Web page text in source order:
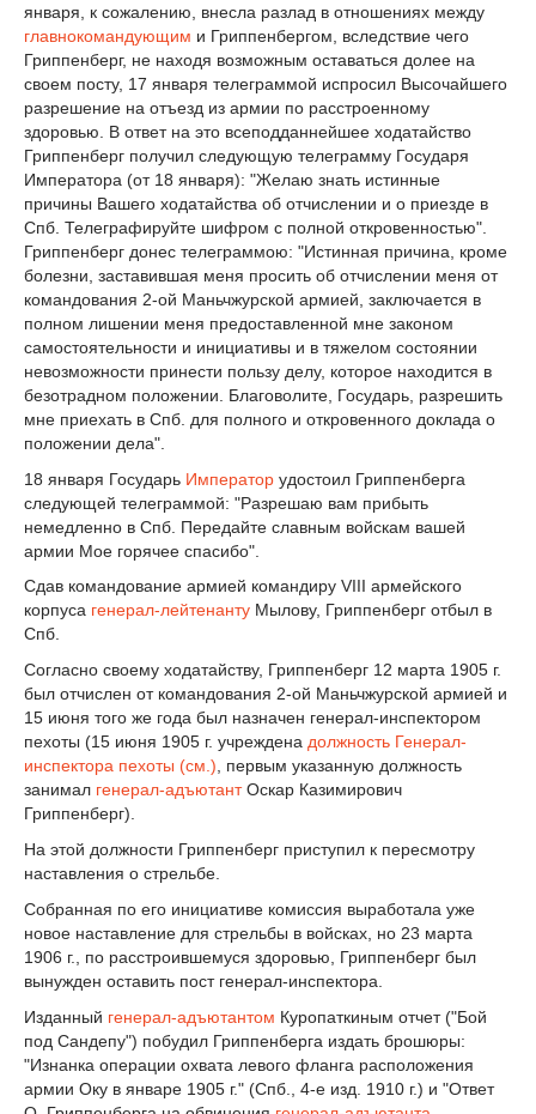
января, к сожалению, внесла разлад в отношениях между
главнокомандующим и Гриппенбергом, вследствие чего
Гриппенберг, не находя возможным оставаться долее на
своем посту, 17 января телеграммой испросил Высочайшего
разрешение на отъезд из армии по расстроенному
здоровью. В ответ на это всеподданнейшее ходатайство
Гриппенберг получил следующую телеграмму Государя
Императора (от 18 января): "Желаю знать истинные
причины Вашего ходатайства об отчислении и о приезде в
Спб. Телеграфируйте шифром с полной откровенностью".
Гриппенберг донес телеграммою: "Истинная причина, кроме
болезни, заставившая меня просить об отчислении меня от
командования 2-ой Маньчжурской армией, заключается в
полном лишении меня предоставленной мне законом
самостоятельности и инициативы и в тяжелом состоянии
невозможности принести пользу делу, которое находится в
безотрадном положении. Благоволите, Государь, разрешить
мне приехать в Спб. для полного и откровенного доклада о
положении дела".
18 января Государь Император удостоил Гриппенберга
следующей телеграммой: "Разрешаю вам прибыть
немедленно в Спб. Передайте славным войскам вашей
армии Мое горячее спасибо".
Сдав командование армией командиру VIII армейского
корпуса генерал-лейтенанту Мылову, Гриппенберг отбыл в
Спб.
Согласно своему ходатайству, Гриппенберг 12 марта 1905 г.
был отчислен от командования 2-ой Маньчжурской армией и
15 июня того же года был назначен генерал-инспектором
пехоты (15 июня 1905 г. учреждена должность Генерал-
инспектора пехоты (см.) , первым указанную должность
занимал генерал-адъютантОскар Казимирович
Гриппенберг).
На этой должности Гриппенберг приступил к пересмотру
наставления о стрельбе.
Собранная по его инициативе комиссия выработала уже
новое наставление для стрельбы в войсках, но 23 марта
1906 г., по расстроившемуся здоровью, Гриппенберг был
вынужден оставить пост генерал-инспектора.
Изданный генерал-адъютантом Куропаткиным отчет ("Бой
под Сандепу") побудил Гриппенберга издать брошюры:
"Изнанка операции охвата левого фланга расположения
армии Оку в январе 1905 г." (Спб., 4-е изд. 1910 г.) и "Ответ